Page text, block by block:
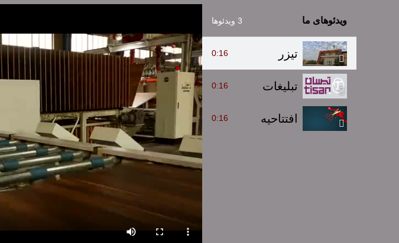
ویدئوهای ما 3 ویدئوها
تیزر 0:16
تبلیغات 0:16
افتتاحیه 0:16